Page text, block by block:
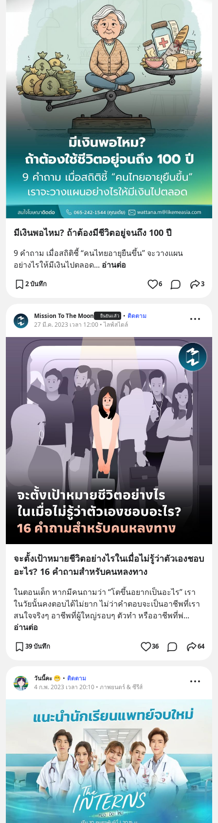
มีเงินพอไหม? ถ้าต้องมีชีวิตอยู่จนถึง 100 ปี
9 คำถาม เมื่อสถิติชี้ “คนไทยอายุยืนขึ้น” จะวางแผน
อย่างไรให้มีเงินไปตลอด... อ่านต่อ
2 บันทึก 6 3
Mission To The Moon ยืนยันแล้ว • ติดตาม
27 มี.ค. 2023 เวลา 12:00 • ไลฟ์สไตล์
จะตั้งเป้าหมายชีวิตอย่างไรในเมื่อไม่รู้ว่าตัวเองชอบ
อะไร? 16 คำถามสำหรับคนหลงทาง
ในตอนเด็ก หากมีคนถามว่า “โตขึ้นอยากเป็นอะไร” เรา
ในวัยนั้นคงตอบได้ไม่ยาก ไม่ว่าคำตอบจะเป็นอาชีพที่เรา
สนใจจริงๆ อาชีพที่ผู้ใหญ่รอบๆ ตัวทำ หรืออาชีพที่พ่
อ่านต่อ
39 บันทึก 36 64
วันนี้คะ 😁 • ติดตาม
4 ก.พ. 2023 เวลา 20:10 • ภาพยนตร์ & ซีรีส์